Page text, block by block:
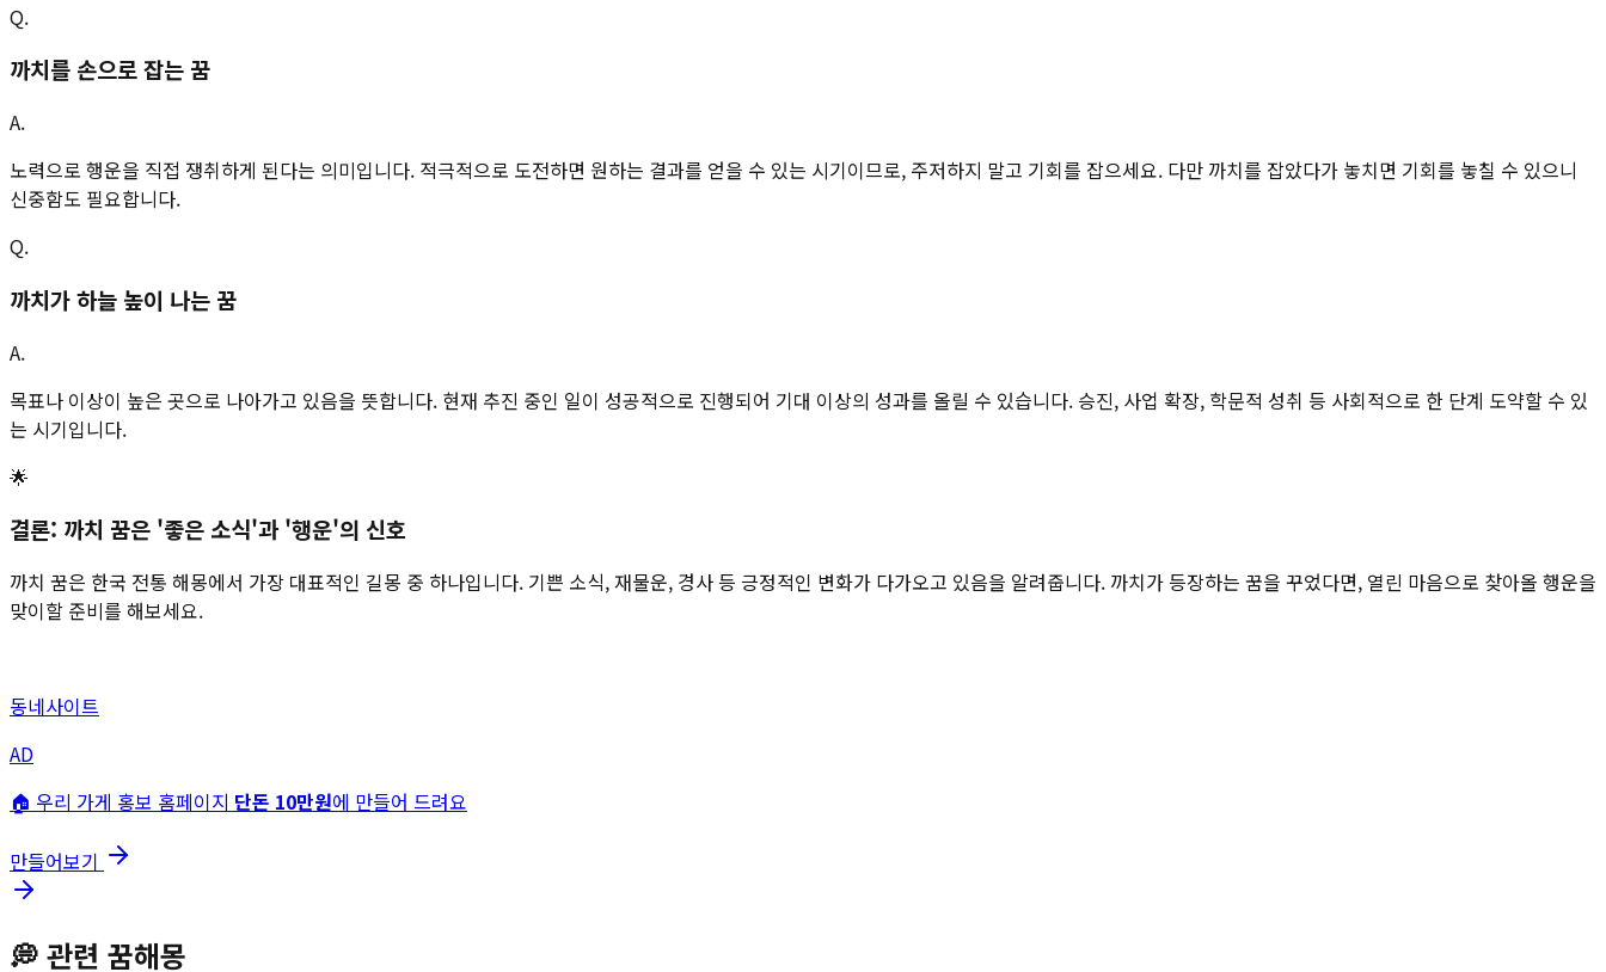
Q.
까치를 손으로 잡는 꿈
A.
노력으로 행운을 직접 쟁취하게 된다는 의미입니다. 적극적으로 도전하면 원하는 결과를 얻을 수 있는 시기이므로, 주저하지 말고 기회를 잡으세요. 다만 까치를 잡았다가 놓치면 기회를 놓칠 수 있으니
신중함도 필요합니다.
Q.
까치가 하늘 높이 나는 꿈
A.
목표나 이상이 높은 곳으로 나아가고 있음을 뜻합니다. 현재 추진 중인 일이 성공적으로 진행되어 기대 이상의 성과를 올릴 수 있습니다. 승진, 사업 확장, 학문적 성취 등 사회적으로 한 단계 도약할 수 있
는 시기입니다.
🌟
결론: 까치 꿈은 '좋은 소식'과 '행운'의 신호
까치 꿈은 한국 전통 해몽에서 가장 대표적인 길몽 중 하나입니다. 기쁜 소식, 재물운, 경사 등 긍정적인 변화가 다가오고 있음을 알려줍니다. 까치가 등장하는 꿈을 꾸었다면, 열린 마음으로 찾아올 행운을
맞이할 준비를 해보세요.
동네사이트
AD
🏠 우리 가게 홍보 홈페이지 단돈 10만원에 만들어 드려요
만들어보기
💭 관련 꿈해몽